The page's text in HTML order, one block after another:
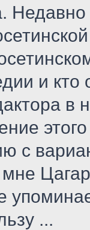
Недавно
и кто
в
с
...